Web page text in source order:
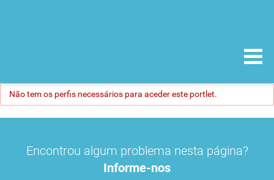
Não tem os perfis necessários para aceder este portlet.
Encontrou algum problema nesta página?
Informe-nos